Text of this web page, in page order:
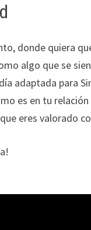
donde quiera
algo que se
adaptada para
es en tu
eres valorado